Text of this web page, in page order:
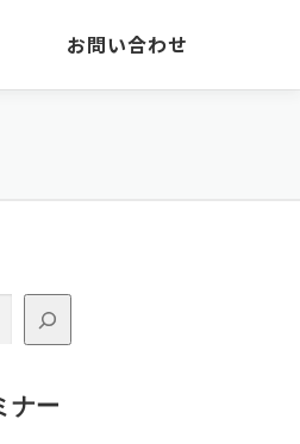
お問い合わせ
ナー